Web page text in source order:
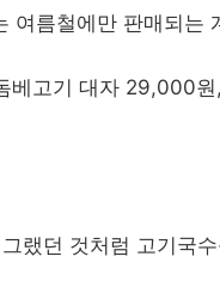
여름철에만 판매되는
고기 대자 29,000
랬던 것처럼 고기국